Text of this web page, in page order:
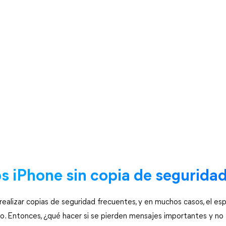
iPhone sin copia de
copias de seguridad frecuentes, y en muchos casos, el
Entonces, ¿qué hacer si se pierden mensajes importantes y no